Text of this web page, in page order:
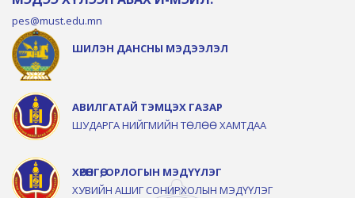
pes@must.edu.mn
ШИЛЭН ДАНСНЫ МЭДЭЭЛЭЛ
АВИЛГАТАЙ ТЭМЦЭХ ГАЗАР
ШУДАРГА НИЙГМИЙН ТӨЛӨӨ ХАМТДАА
ХӨРӨНГӨ, ОРЛОГЫН МЭДҮҮЛЭГ
ХУВИЙН АШИГ СОНИРХОЛЫН МЭДҮҮЛЭГ